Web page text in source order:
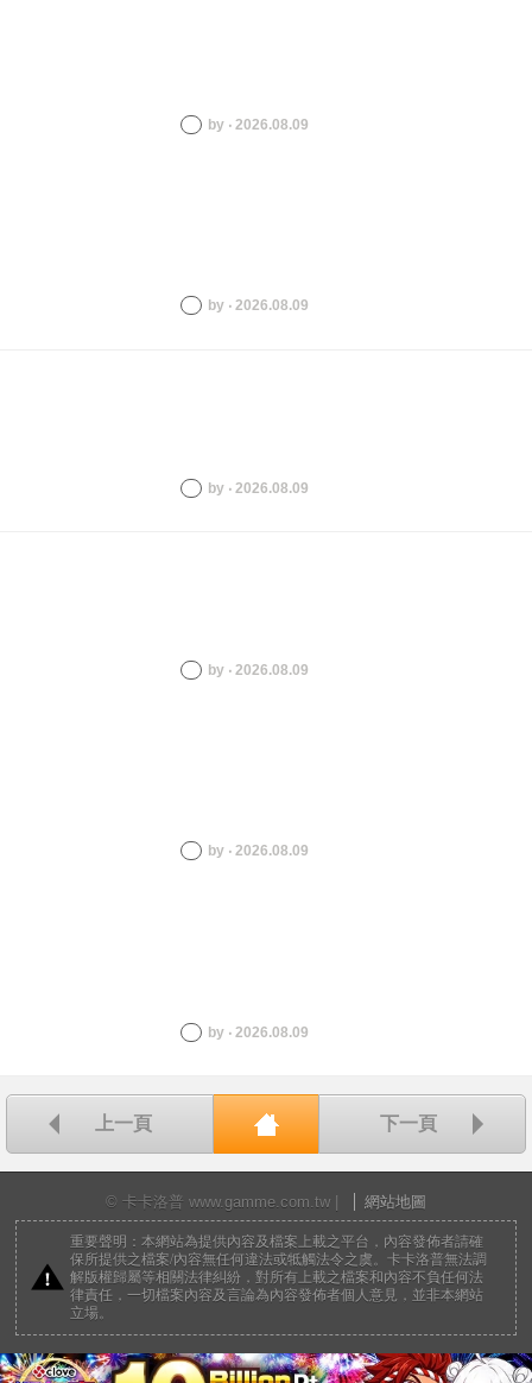
by ‧ 2026.08.09
by ‧ 2026.08.09
by ‧ 2026.08.09
by ‧ 2026.08.09
by ‧ 2026.08.09
by ‧ 2026.08.09
上一頁 回首頁
下一頁
© 卡卡洛普 www.gamme.com.tw | 網站地圖
重要聲明：本網站為提供內容及檔案上載之平台，內容發佈者請確
保所提供之檔案/內容無任何違法或牴觸法令之虞。卡卡洛普無法調
解版權歸屬等相關法律糾紛，對所有上載之檔案和內容不負任何法
律責任，一切檔案內容及言論為內容發佈者個人意見，並非本網站
立場。